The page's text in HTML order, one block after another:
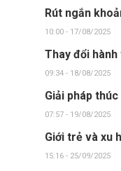
Rút ngắn
10:00 - 17/08/2025
Thay đổi
09:34 - 18/08/2025
Giải pháp
07:57 - 19/08/2025
Giới trẻ và xu
15:16 - 25/09/2025